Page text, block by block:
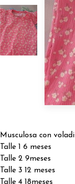
Musculosa con
Talle 1 6 meses
Talle 2 9meses
Talle 3 12 meses
Talle 4 18meses